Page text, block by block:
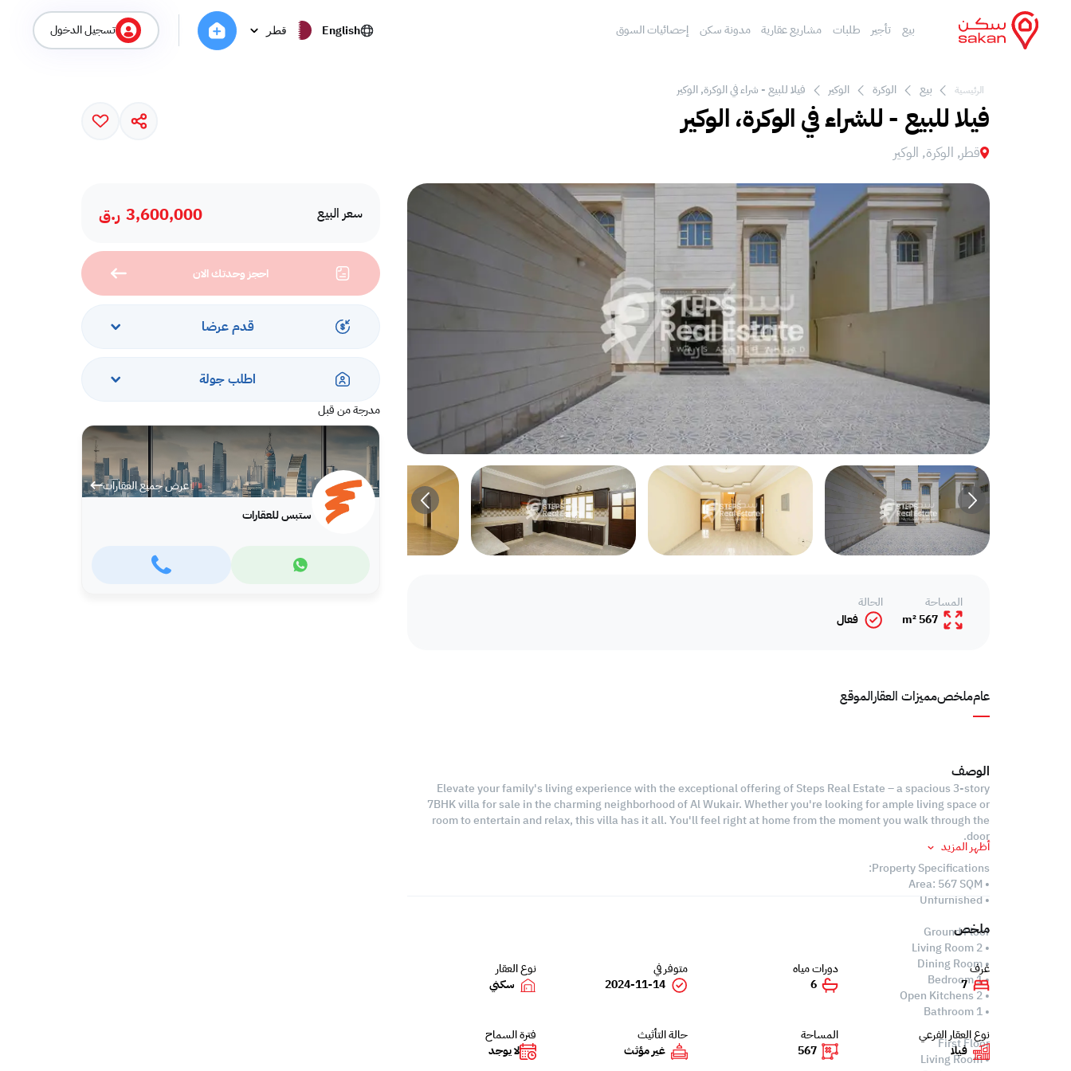
بيع تأجير طلبات مشاريع عقارية مدونة سكن إحصائيات السوق English قطر تسجيل الدخول
الرئيسية بيع الوكرة الوكير فيلا للبيع - شراء في الوكرة, الوكير
فيلا للبيع - للشراء في الوكرة، الوكير
قطر, الوكرة, الوكير
سعر البيع 3,600,000 ر.ق
احجز وحدتك الان
قدم عرضا
اطلب جولة
مدرجة من قبل
عرض جميع العقارات
ستبس للعقارات
عامملخصمميزات العقارالموقع
المساحة
567 m²
الحالة
فعال
الوصف
Elevate your family's living experience with the exceptional offering of Steps Real Estate – a spacious 3-story
7BHK villa for sale in the charming neighborhood of Al Wukair. Whether you're looking for ample living space or
room to entertain and relax, this villa has it all. You'll feel right at home from the moment you walk through the
door.
Property Specifications:
• Area: 567 SQM
• Unfurnished
Ground Floor
• 2 Living Room
• Dining Room
• 1 Bedroom
• 2 Open Kitchens
• 1 Bathroom
First Floor
• Living Room
أظهر المزيد
ملخص
غرف
7
دورات مياه
6
متوفر في
2024-11-14
نوع العقار
سكني
نوع العقار الفرعي
فيلا
المساحة
567
حالة التأثيث
غير مؤثث
فترة السماح
لا يوجد